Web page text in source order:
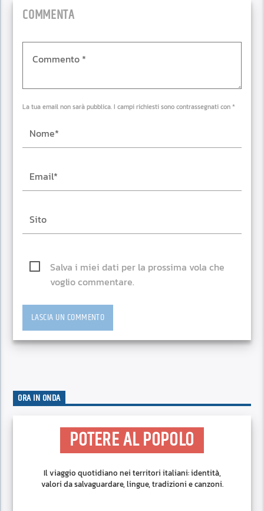
COMMENTA
La tua email non sarà pubblica. I campi richiesti sono contrassegnati con *
Salva i miei dati per la prossima vola che
voglio commentare.
ORA IN ONDA
POTERE AL POPOLO
Il viaggio quotidiano nei territori italiani: identità,
valori da salvaguardare, lingue, tradizioni e canzoni.